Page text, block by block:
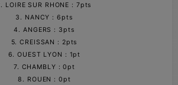
LOIRE SUR RHONE : 7pts
3. NANCY : 6pts
4. ANGERS : 3pts
5. CREISSAN : 2pts
6. OUEST LYON : 1pt
7. CHAMBLY : 0pt
8. ROUEN : 0pt